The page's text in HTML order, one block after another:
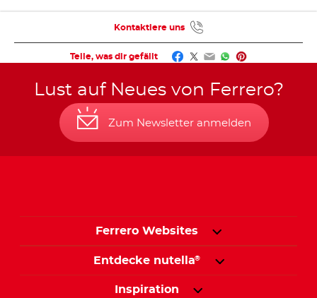
Teile, was dir gefällt Facebook
Twitter
EmailWhatsApp
Pinterest
Kontaktiere uns
Lust auf Neues von Ferrero?
Zum Newsletter anmelden
Ferrero Websites
Entdecke nutella®
Inspiration